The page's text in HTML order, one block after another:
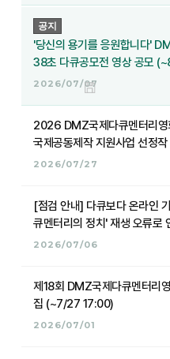
공지
'당신의 용기를 응원합니다'
38초 다큐공모전 영상 공모
2026/07/07
2026 DMZ국제다큐멘터리영
국제공동제작 지원사업 선정작
2026/07/27
[점검 안내] 다큐보다 온라인
큐멘터리의 정치' 재생 오류로
2026/07/06
제18회 DMZ국제다큐멘터리
집 (~7/27 17:00)
2026/07/01